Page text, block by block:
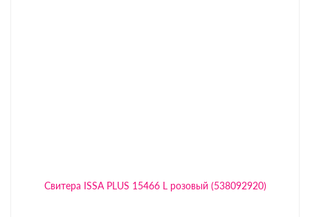
Свитера ISSA PLUS 15466 L розовый (538092920)